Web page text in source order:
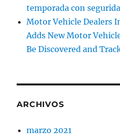
temporada con
Motor Vehicle Dealers
Adds New Motor
Be Discovered and
ARCHIVOS
marzo 2021